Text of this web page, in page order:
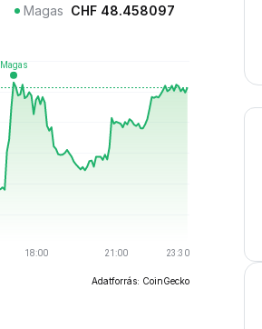
Magas CHF 48.458097
Adatforrás: CoinGecko